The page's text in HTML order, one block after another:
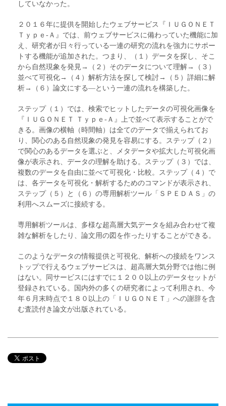
していなかった。
２０１６年に提供を開始したウェブサービス『ＩＵＧＯＮＥＴ
Ｔｙｐｅ‐Ａ』では、前ウェブサービスに備わっていた機能に加
え、研究者が日々行っている一連の研究の流れを強力にサポー
トする機能が追加された。つまり、（１）データを探し、そこ
から自然現象を発見→（２）そのデータについて理解→（３）
並べて可視化→（４）解析方法を探して検討→（５）詳細に解
析→（６）論文にする―という一連の流れを構築した。
ステップ（１）では、検索でヒットしたデータの可視化画像を
『ＩＵＧＯＮＥＴ Ｔｙｐｅ‐Ａ』上で並べて表示することがで
きる。画像の横軸（時間軸）は全てのデータで揃えられてお
り、関心のある自然現象の発見を容易にする。ステップ（２）
で関心のあるデータを選ぶと、メタデータや拡大した可視化画
像が表示され、データの理解を助ける。ステップ（３）では、
複数のデータを自由に並べて可視化・比較。ステップ（４）で
は、各データを可視化・解析するためのコマンドが表示され、
ステップ（５）と（６）の専用解析ツール「ＳＰＥＤＡＳ」の
利用へスムーズに接続する。
専用解析ツールは、多様な超高層大気データを組み合わせて複
雑な解析をしたり、論文用の図を作ったりすることができる。
このようなデータの情報提供と可視化、解析への接続をワンス
トップで行えるウェブサービスは、超高層大気分野では他に例
はない。同サービスにはすでに１２００以上のデータセットが
登録されている。国内外の多くの研究者によって利用され、今
年６月末時点で１８０以上の「ＩＵＧＯＮＥＴ」への謝辞を含
む査読付き論文が出版されている。